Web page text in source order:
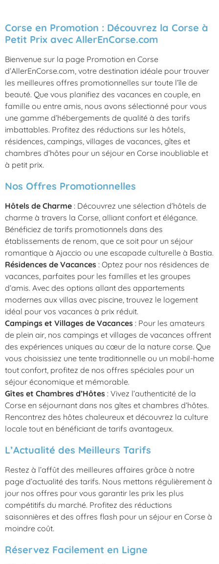
Corse en Promotion : Découvrez la Corse à
Petit Prix avec AllerEnCorse.com
Bienvenue sur la page Promotion en Corse
d’AllerEnCorse.com, votre destination idéale pour trouver
les meilleures offres promotionnelles sur toute l’île de
beauté. Que vous planifiez des vacances en couple, en
famille ou entre amis, nous avons sélectionné pour vous
une gamme d’hébergements de qualité à des tarifs
imbattables. Profitez des réductions sur les hôtels,
résidences, campings, villages de vacances, gîtes et
chambres d’hôtes pour un séjour en Corse inoubliable et
à petit prix.
Nos Offres Promotionnelles
Hôtels de Charme : Découvrez une sélection d’hôtels de
charme à travers la Corse, alliant confort et élégance.
Bénéficiez de tarifs promotionnels dans des
établissements de renom, que ce soit pour un séjour
romantique à Ajaccio ou une escapade culturelle à Bastia.
Résidences de Vacances : Optez pour nos résidences de
vacances, parfaites pour les familles et les groupes
d’amis. Avec des options allant des appartements
modernes aux villas avec piscine, trouvez le logement
idéal pour vos vacances à prix réduit.
Campings et Villages de Vacances : Pour les amateurs
de plein air, nos campings et villages de vacances offrent
des expériences uniques au cœur de la nature corse. Que
vous choisissiez une tente traditionnelle ou un mobil-home
tout confort, profitez de nos offres spéciales pour un
séjour économique et mémorable.
Gîtes et Chambres d’Hôtes : Vivez l’authenticité de la
Corse en séjournant dans nos gîtes et chambres d’hôtes.
Rencontrez des hôtes chaleureux et découvrez la culture
locale tout en bénéficiant de tarifs avantageux.
L’Actualité des Meilleurs Tarifs
Restez à l’affût des meilleures affaires grâce à notre
page d’actualité des tarifs. Nous mettons régulièrement à
jour nos offres pour vous garantir les prix les plus
compétitifs du marché. Profitez des réductions
saisonnières et des offres flash pour un séjour en Corse à
moindre coût.
Réservez Facilement en Ligne